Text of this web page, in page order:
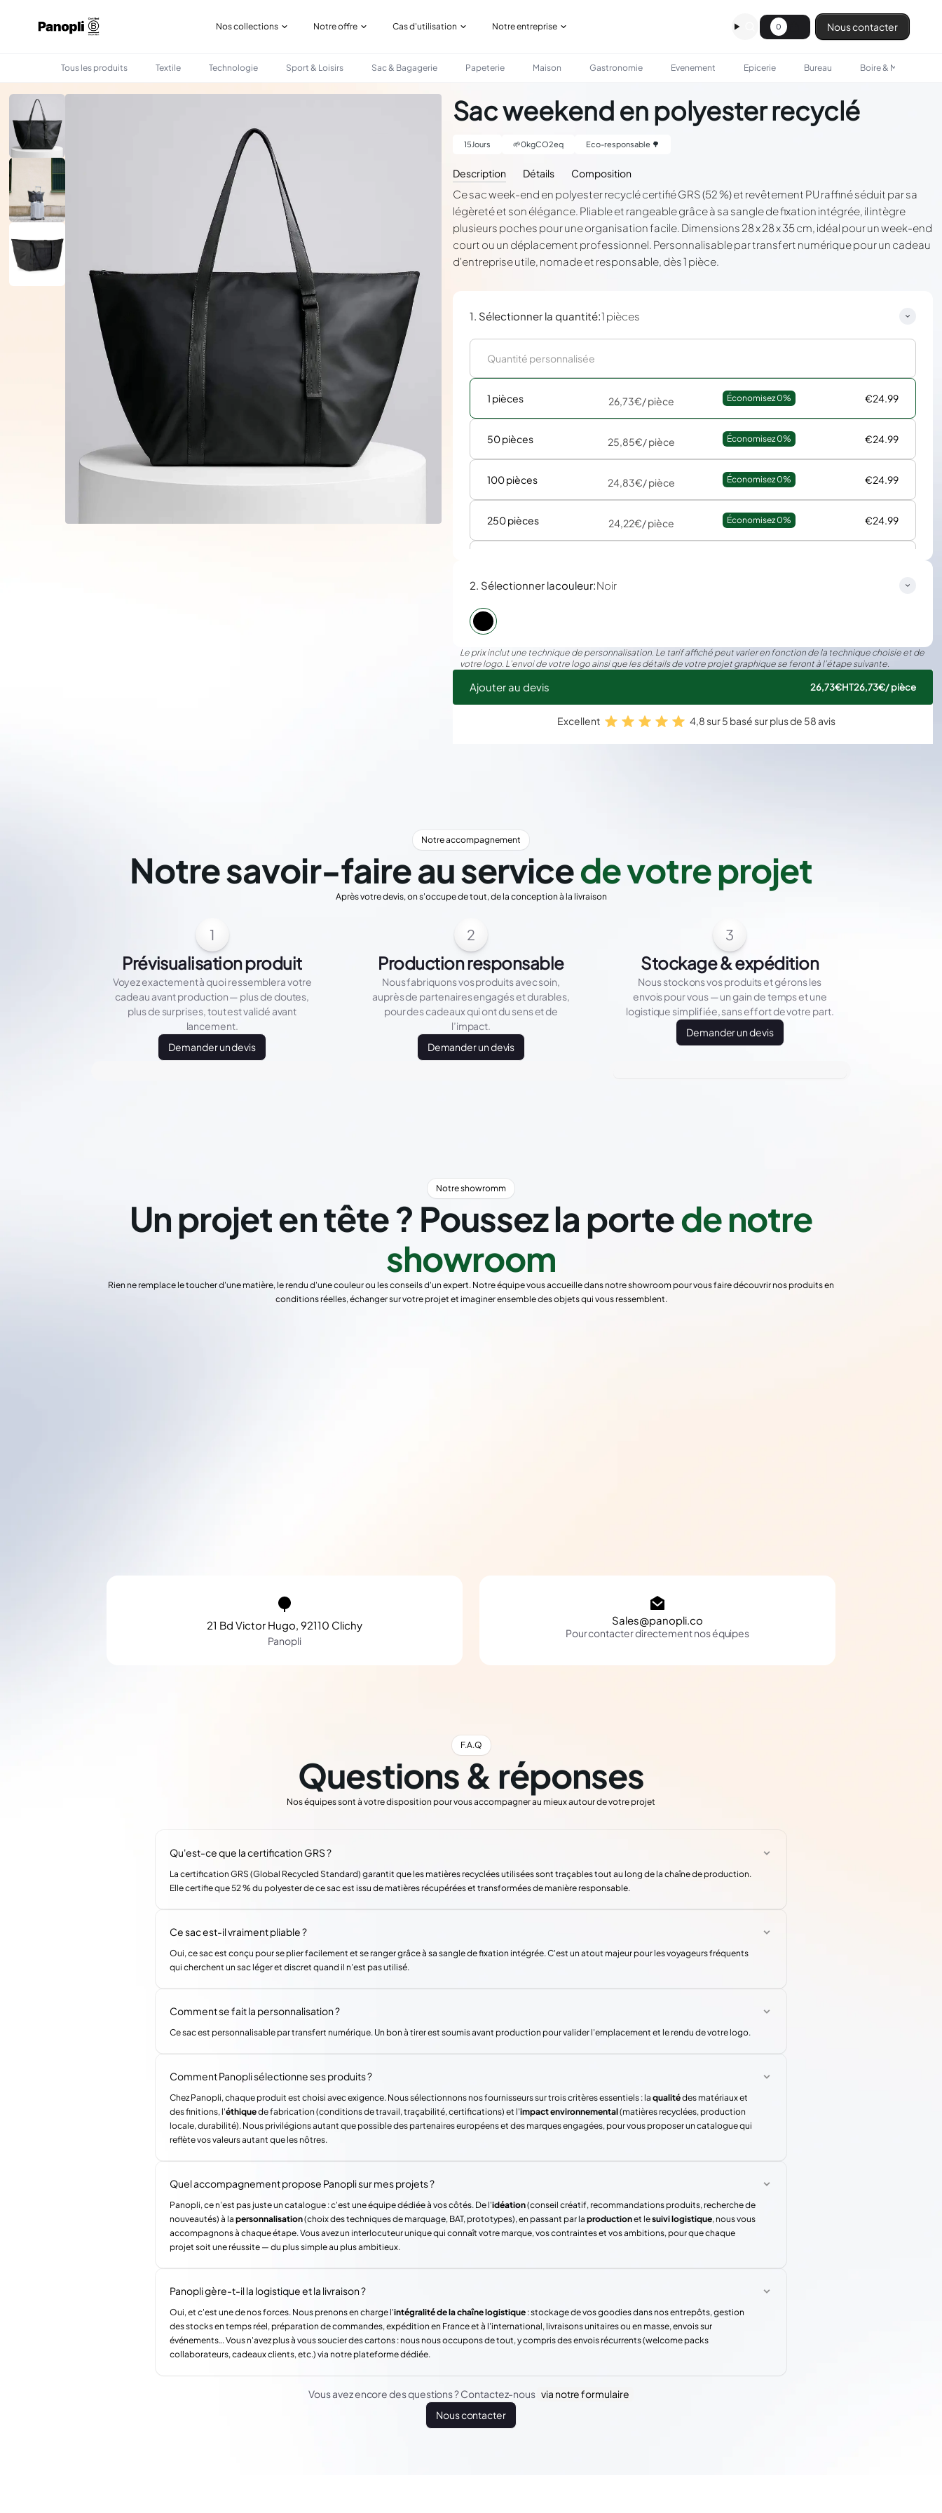
Nos collections Notre offre Cas d'utilisation Notre entreprise 0 Nous contacter
Tous les produits Textile Technologie Sport & Loisirs Sac & Bagagerie Papeterie Maison Gastronomie Evenement Epicerie Bureau Boire & Manger
SAC & BAGAGERIE SAC WEEKEND EN POLYESTER RECYCLÉ
Sac weekend en polyester recyclé
15 Jours 🌱0kgCO2eq Eco-responsable 🌳
Description Détails Composition
Ce sac week-end en polyester recyclé certifié GRS (52 %) et revêtement PU raffiné séduit par sa
légèreté et son élégance. Pliable et rangeable grâce à sa sangle de fixation intégrée, il intègre
plusieurs poches pour une organisation facile. Dimensions 28 x 28 x 35 cm, idéal pour un week-end
court ou un déplacement professionnel. Personnalisable par transfert numérique pour un cadeau
d'entreprise utile, nomade et responsable, dès 1 pièce.
1. Sélectionner la quantité:1 pièces
1 pièces 26,73€/ pièce Économisez 0% €24.99
50 pièces 25,85€/ pièce Économisez 0% €24.99
100 pièces 24,83€/ pièce Économisez 0% €24.99
250 pièces 24,22€/ pièce Économisez 0% €24.99
2. Sélectionner lacouleur:Noir
Le prix inclut une technique de personnalisation. Le tarif affiché peut varier en fonction de la technique choisie et de
votre logo. L’envoi de votre logo ainsi que les détails de votre projet graphique se feront à l’étape suivante.
Ajouter au devis 26,73€HT26,73€/ pièce
Excellent 4,8 sur 5 basé sur plus de 58 avis
Notre accompagnement
Notre savoir-faire au servicede votre projet
Après votre devis, on s'occupe de tout, de la conception à la livraison
1
Prévisualisation produit
Voyez exactement à quoi ressemblera votre
cadeau avant production — plus de doutes,
plus de surprises, tout est validé avant
lancement.
Demander un devis
2
Production responsable
Nous fabriquons vos produits avec soin,
auprès de partenaires engagés et durables,
pour des cadeaux qui ont du sens et de
l’impact.
Demander un devis
3
Stockage & expédition
Nous stockons vos produits et gérons les
envois pour vous — un gain de temps et une
logistique simplifiée, sans effort de votre part.
Demander un devis
Notre showromm
Un projet en tête ? Poussez la portede notre
showroom
Rien ne remplace le toucher d'une matière, le rendu d'une couleur ou les conseils d'un expert. Notre équipe vous accueille dans notre showroom pour vous faire découvrir nos produits en
conditions réelles, échanger sur votre projet et imaginer ensemble des objets qui vous ressemblent.
21 Bd Victor Hugo, 92110 Clichy
Panopli
Sales@panopli.co
Pour contacter directement nos équipes
F.A.Q
Questions & réponses
Nos équipes sont à votre disposition pour vous accompagner au mieux autour de votre projet
Qu'est-ce que la certification GRS ?
La certification GRS (Global Recycled Standard) garantit que les matières recyclées utilisées sont traçables tout au long de la chaîne de production.
Elle certifie que 52 % du polyester de ce sac est issu de matières récupérées et transformées de manière responsable.
Ce sac est-il vraiment pliable ?
Oui, ce sac est conçu pour se plier facilement et se ranger grâce à sa sangle de fixation intégrée. C'est un atout majeur pour les voyageurs fréquents
qui cherchent un sac léger et discret quand il n'est pas utilisé.
Comment se fait la personnalisation ?
Ce sac est personnalisable par transfert numérique. Un bon à tirer est soumis avant production pour valider l'emplacement et le rendu de votre logo.
Comment Panopli sélectionne ses produits ?
Chez Panopli, chaque produit est choisi avec exigence. Nous sélectionnons nos fournisseurs sur trois critères essentiels : la qualitédes matériaux et
des finitions, l'éthiquede fabrication (conditions de travail, traçabilité, certifications) et l'impact environnemental(matières recyclées, production
locale, durabilité). Nous privilégions autant que possible des partenaires européens et des marques engagées, pour vous proposer un catalogue qui
reflète vos valeurs autant que les nôtres.
Quel accompagnement propose Panopli sur mes projets ?
Panopli, ce n'est pas juste un catalogue : c'est une équipe dédiée à vos côtés. De l'idéation(conseil créatif, recommandations produits, recherche de
nouveautés) à la personnalisation(choix des techniques de marquage, BAT, prototypes), en passant par la productionet lesuivi logistique, nous vous
accompagnons à chaque étape. Vous avez un interlocuteur unique qui connaît votre marque, vos contraintes et vos ambitions, pour que chaque
projet soit une réussite — du plus simple au plus ambitieux.
Panopli gère-t-il la logistique et la livraison ?
Oui, et c'est une de nos forces. Nous prenons en charge l'intégralité de la chaîne logistique : stockage de vos goodies dans nos entrepôts, gestion
des stocks en temps réel, préparation de commandes, expédition en France et à l'international, livraisons unitaires ou en masse, envois sur
événements… Vous n'avez plus à vous soucier des cartons : nous nous occupons de tout, y compris des envois récurrents (welcome packs
collaborateurs, cadeaux clients, etc.) via notre plateforme dédiée.
Vous avez encore des questions ? Contactez-nous via notre formulaire
Nous contacter